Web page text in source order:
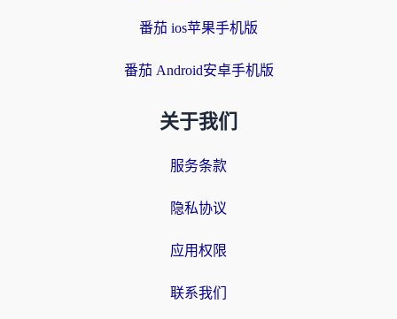
番茄 ios苹果手机版
番茄 Android安卓手机版
关于我们
服务条款
隐私协议
应用权限
联系我们